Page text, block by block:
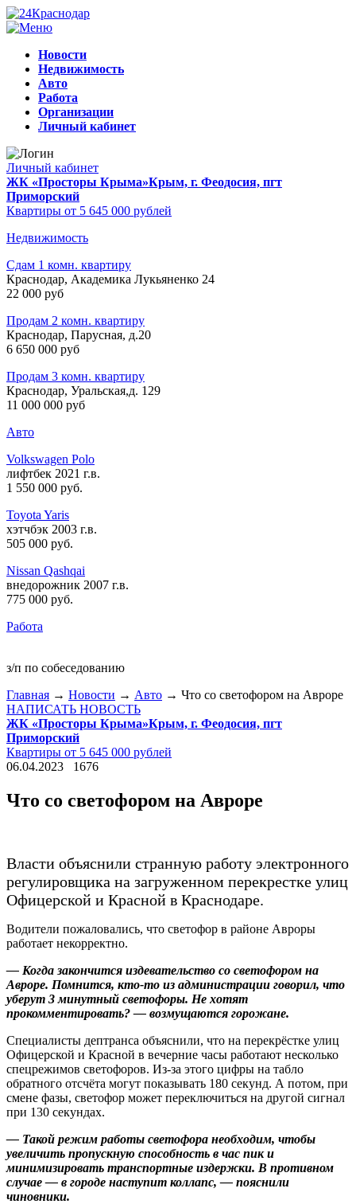
Новости
Недвижимость
Авто
Работа
Организации
Личный кабинет
Личный кабинет
ЖК «Просторы Крыма»Крым, г. Феодосия, пгт
Приморский
Квартиры от 5 645 000 рублей
Недвижимость
Сдам 1 комн. квартиру
Краснодар, Академика Лукьяненко 24
22 000 руб
Продам 2 комн. квартиру
Краснодар, Парусная, д.20
6 650 000 руб
Продам 3 комн. квартиру
Краснодар, Уральская,д. 129
11 000 000 руб
Авто
Volkswagen Polo
лифтбек 2021 г.в.
1 550 000 руб.
Toyota Yaris
хэтчбэк 2003 г.в.
505 000 руб.
Nissan Qashqai
внедорожник 2007 г.в.
775 000 руб.
Работа
з/п по собеседованию
Главная → Новости → Авто → Что со светофором на Авроре
НАПИСАТЬ НОВОСТЬ
ЖК «Просторы Крыма»Крым, г. Феодосия, пгт
Приморский
Квартиры от 5 645 000 рублей
06.04.2023
1676
Что со светофором на Авроре
Власти объяснили странную работу электронного
регулировщика на загруженном перекрестке улиц
Офицерской и Красной в Краснодаре.
Водители пожаловались, что светофор в районе Авроры
работает некорректно.
— Когда закончится издевательство со светофором на
Авроре. Помнится, кто-то из администрации говорил, что
уберут 3 минутный светофоры. Не хотят
прокомментировать? — возмущаются горожане.
Специалисты дептранса объяснили, что на перекрёстке улиц
Офицерской и Красной в вечерние часы работают несколько
спецрежимов светофоров. Из-за этого цифры на табло
обратного отсчёта могут показывать 180 секунд. А потом, при
смене фазы, светофор может переключиться на другой сигнал
при 130 секундах.
— Такой режим работы светофора необходим, чтобы
увеличить пропускную способность в час пик и
минимизировать транспортные издержки. В противном
случае — в городе наступит коллапс, — пояснили
чиновники.